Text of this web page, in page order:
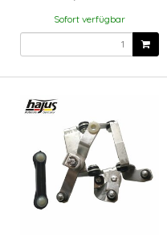
Sofort verfügbar